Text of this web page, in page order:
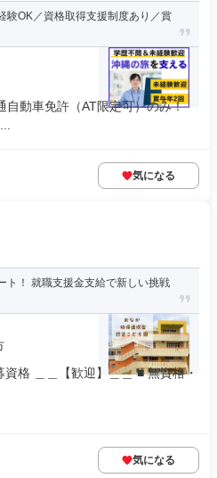
験OK／資格取得支援制度あり／賞
自動車免許（AT限定可）のみ！
気になる
ト！ 就職支援金支給で新しい挑戦
格 ＿＿【歓迎】＿＿ ■ 無資格・
気になる